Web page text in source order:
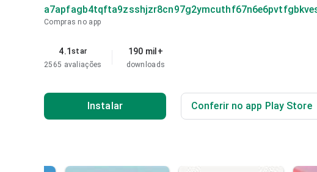
Compras no app
4.1star
2565 avaliações
190 mil+
downloads
Instalar Conferir no app Play Store